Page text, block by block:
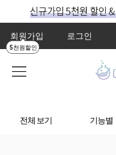
회원가입
5천원할인
로그인
전체 보기 기능별